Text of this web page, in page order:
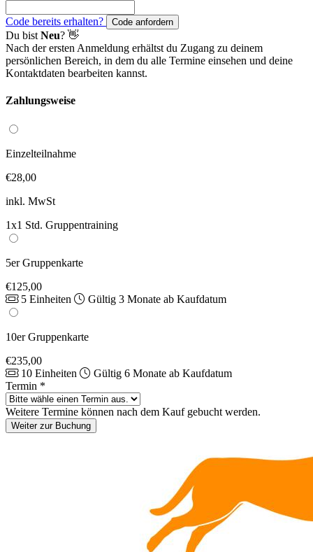
Code bereits erhalten? Code anfordern
Du bist Neu? 👋
Nach der ersten Anmeldung erhältst du Zugang zu deinem
persönlichen Bereich, in dem du alle Termine einsehen und deine
Kontaktdaten bearbeiten kannst.
Zahlungsweise
Einzelteilnahme
€28,00
inkl. MwSt
1x1 Std. Gruppentraining
5er Gruppenkarte
€125,00
5 Einheiten
Gültig 3 Monate ab Kaufdatum
10er Gruppenkarte
€235,00
10 Einheiten
Gültig 6 Monate ab Kaufdatum
Termin *
Weitere Termine können nach dem Kauf gebucht werden.
Weiter zur Buchung